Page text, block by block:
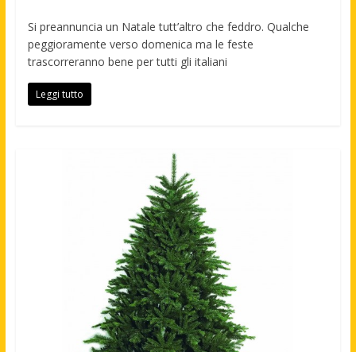
Si preannuncia un Natale tutt’altro che feddro. Qualche
peggioramente verso domenica ma le feste
trascorreranno bene per tutti gli italiani
Leggi tutto